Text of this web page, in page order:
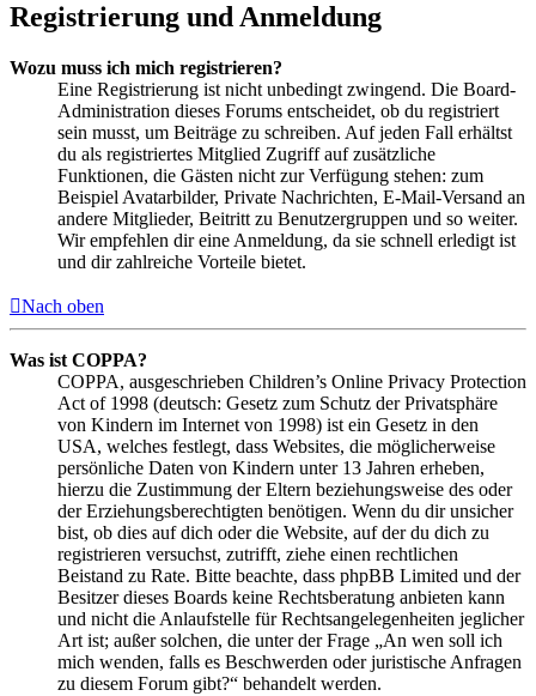
Registrierung und Anmeldung
Wozu muss ich mich registrieren?
Eine Registrierung ist nicht unbedingt zwingend. Die Board-
Administration dieses Forums entscheidet, ob du registriert
sein musst, um Beiträge zu schreiben. Auf jeden Fall erhältst
du als registriertes Mitglied Zugriff auf zusätzliche
Funktionen, die Gästen nicht zur Verfügung stehen: zum
Beispiel Avatarbilder, Private Nachrichten, E-Mail-Versand an
andere Mitglieder, Beitritt zu Benutzergruppen und so weiter.
Wir empfehlen dir eine Anmeldung, da sie schnell erledigt ist
und dir zahlreiche Vorteile bietet.
Nach oben
Was ist COPPA?
COPPA, ausgeschrieben Children’s Online Privacy Protection
Act of 1998 (deutsch: Gesetz zum Schutz der Privatsphäre
von Kindern im Internet von 1998) ist ein Gesetz in den
USA, welches festlegt, dass Websites, die möglicherweise
persönliche Daten von Kindern unter 13 Jahren erheben,
hierzu die Zustimmung der Eltern beziehungsweise des oder
der Erziehungsberechtigten benötigen. Wenn du dir unsicher
bist, ob dies auf dich oder die Website, auf der du dich zu
registrieren versuchst, zutrifft, ziehe einen rechtlichen
Beistand zu Rate. Bitte beachte, dass phpBB Limited und der
Besitzer dieses Boards keine Rechtsberatung anbieten kann
und nicht die Anlaufstelle für Rechtsangelegenheiten jeglicher
Art ist; außer solchen, die unter der Frage „An wen soll ich
mich wenden, falls es Beschwerden oder juristische Anfragen
zu diesem Forum gibt?“ behandelt werden.